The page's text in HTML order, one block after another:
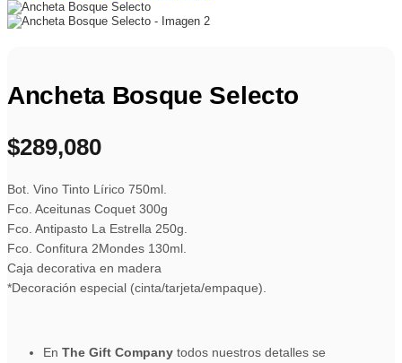
Ancheta Bosque Selecto
$289,080
Bot. Vino Tinto Lírico 750ml.
Fco. Aceitunas Coquet 300g
Fco. Antipasto La Estrella 250g.
Fco. Confitura 2Mondes 130ml.
Caja decorativa en madera
*Decoración especial (cinta/tarjeta/empaque).
En The Gift Company todos nuestros detalles se